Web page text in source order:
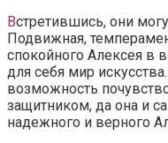
Встретившись, они
Подвижная,
спокойного Алексея в
для себя мир
возможность
защитником, да она и
надежного и верного